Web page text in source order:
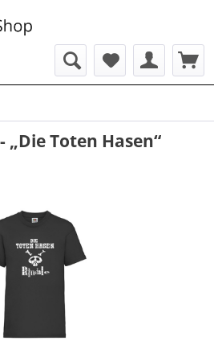
„Die Toten Hasen“